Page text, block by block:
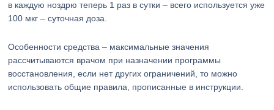
в каждую ноздрю теперь 1 раз в сутки – всего используется уже
100 мкг – суточная доза.
Особенности средства – максимальные значения
рассчитываются врачом при назначении программы
восстановления, если нет других ограничений, то можно
использовать общие правила, прописанные в инструкции.